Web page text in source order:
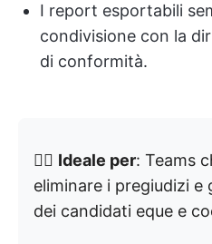
I report esportabili
condivisione con la
di conformità.
👉🏼 Ideale per: Teams
eliminare i pregiudizi
dei candidati eque e